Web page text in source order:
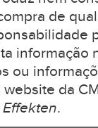
de
informação
ou
website da
.